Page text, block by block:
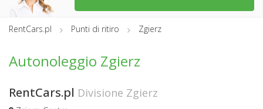
RentCars.pl Punti di ritiro Zgierz
Autonoleggio Zgierz
RentCars.pl Divisione Zgierz